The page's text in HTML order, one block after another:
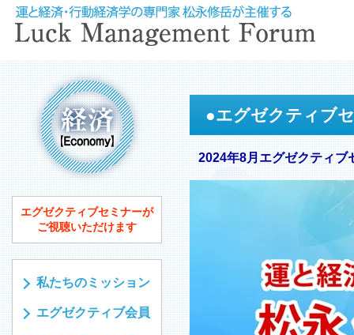
エグゼクティブセミナーが
ご視聴いただけます
私たちのミッション
エグゼクティブ会員
●エグゼクティブ
2024年8月エグゼクティブ